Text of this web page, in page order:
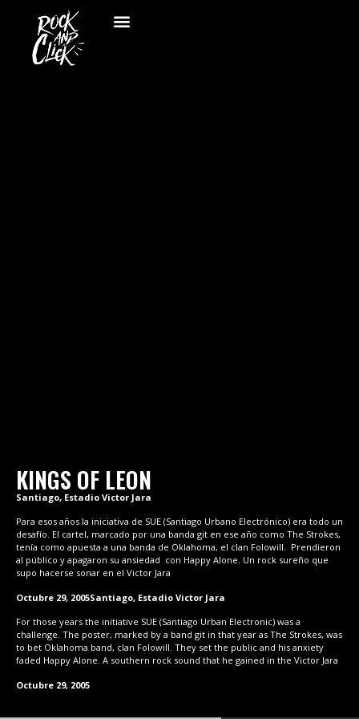
KINGS OF LEON
Santiago, Estadio Victor Jara
Para esos años la iniciativa de SUE (Santiago Urbano Electrónico) era todo un
desafío. El cartel, marcado por una banda git en ese año como The Strokes,
tenía como apuesta a una banda de Oklahoma, el clan Folowill. Prendieron
al público y apagaron su ansiedad con Happy Alone. Un rock sureño que
supo hacerse sonar en el Victor Jara
Octubre 29, 2005Santiago, Estadio Victor Jara
For those years the initiative SUE (Santiago Urban Electronic) was a
challenge. The poster, marked by a band git in that year as The Strokes, was
to bet Oklahoma band, clan Folowill. They set the public and his anxiety
faded Happy Alone. A southern rock sound that he gained in the Victor Jara
Octubre 29, 2005